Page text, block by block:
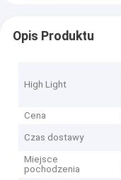
Opis Produktu
High Light
Cena
Czas dostawy
Miejsce
pochodzenia